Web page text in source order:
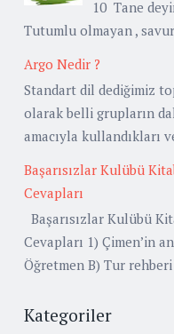
10 Tane
Tutumlu olmayan ,
Argo Nedir ?
Standart dil dediğimiz
olarak belli grupların
amacıyla kullandıkları
Başarısızlar Kulübü
Cevapları
Başarısızlar Kulübü
Cevapları 1) Çimen’in
Öğretmen B) Tur rehberi
Kategoriler